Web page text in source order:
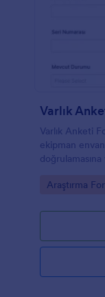
Varlık
Varlık Anketi
ekipman
Go to
Araştırma